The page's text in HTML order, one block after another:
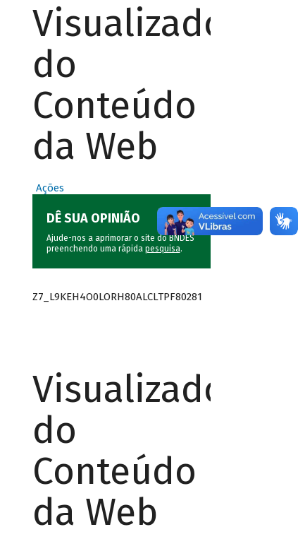
Visualizador
do
Conteúdo
da Web
Ações
DÊ SUA OPINIÃO
Ajude-nos a aprimorar o site do BNDES
preenchendo uma rápida pesquisa.
Z7_L9KEH4O0LORH80ALCLTPF80281
Visualizador
do
Conteúdo
da Web